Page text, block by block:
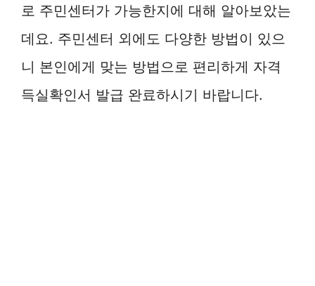
로 주민센터가 가능한지에 대해 알아보았는
데요. 주민센터 외에도 다양한 방법이 있으
니 본인에게 맞는 방법으로 편리하게 자격
득실확인서 발급 완료하시기 바랍니다.